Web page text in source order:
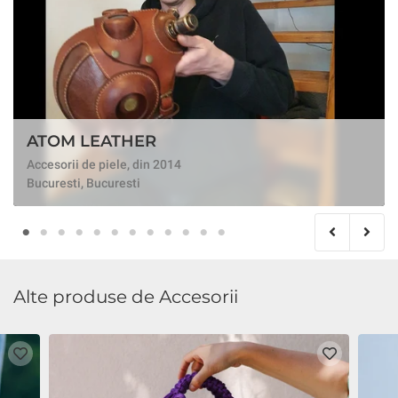
ATOM LEATHER
Accesorii de piele, din 2014
Bucuresti, Bucuresti
Alte produse de Accesorii